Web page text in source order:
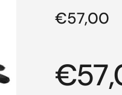
Prix
€57,00
Prix